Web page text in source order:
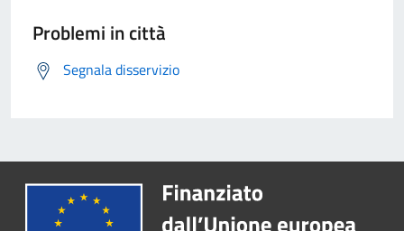
Problemi in città
Segnala disservizio